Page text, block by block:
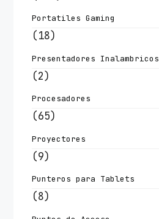
Portatiles Gaming
(18)
Presentadores Inalambricos
(2)
Procesadores
(65)
Proyectores
(9)
Punteros para Tablets
(8)